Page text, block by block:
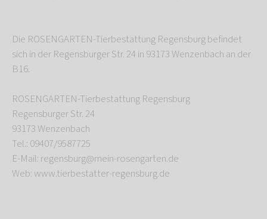
Die ROSENGARTEN-Tierbestattung Regensburg befindet
sich in der Regensburger Str. 24 in 93173 Wenzenbach an der
B16.
ROSENGARTEN-Tierbestattung Regensburg
Regensburger Str. 24
93173 Wenzenbach
Tel.: 09407/9587725
E-Mail: regensburg@mein-rosengarten.de
Web: www.tierbestatter-regensburg.de